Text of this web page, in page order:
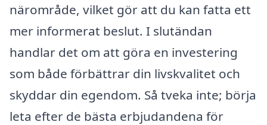
närområde, vilket gör att du kan fatta ett
mer informerat beslut. I slutändan
handlar det om att göra en investering
som både förbättrar din livskvalitet och
skyddar din egendom. Så tveka inte; börja
leta efter de bästa erbjudandena för